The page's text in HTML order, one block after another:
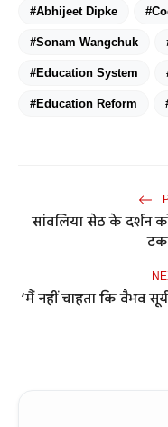
#Abhijeet Dipke
#Sonam Wangchuk
#Education System
#Education Reform
सांवलिया सेठ के दर्शन
‘मैं नहीं चाहता कि वैभव